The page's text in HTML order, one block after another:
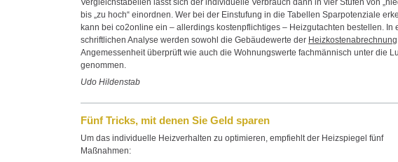
Vergleichstabellen lässt sich der individuelle Verbrauch dann in vier Stufen von
bis „zu hoch“ einordnen. Wer bei der Einstufung in die Tabellen Sparpotenziale
kann bei co2online ein – allerdings kostenpflichtiges – Heizgutachten bestellen. In
schriftlichen Analyse werden sowohl die Gebäudewerte der Heizkostenabrechnung
Angemessenheit überprüft wie auch die Wohnungswerte fachmännisch unter die
genommen.
Udo Hildenstab
Fünf Tricks, mit denen Sie Geld sparen
Um das individuelle Heizverhalten zu optimieren, empfiehlt der Heizspiegel fünf
Maßnahmen: